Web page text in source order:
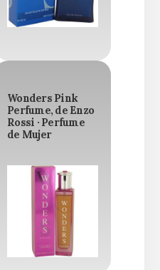
Wonders Pink
Perfume, de Enzo
Rossi · Perfume
de Mujer